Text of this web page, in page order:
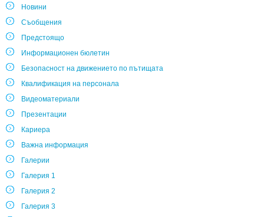
Новини
Съобщения
Предстоящо
Информационен бюлетин
Безопасност на движението по пътищата
Квалификация на персонала
Видеоматериали
Презентации
Кариера
Важна информация
Галерии
Галерия 1
Галерия 2
Галерия 3